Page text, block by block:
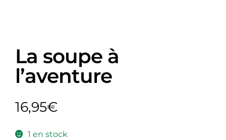
La soupe à
l’aventure
16,95€
1 en stock